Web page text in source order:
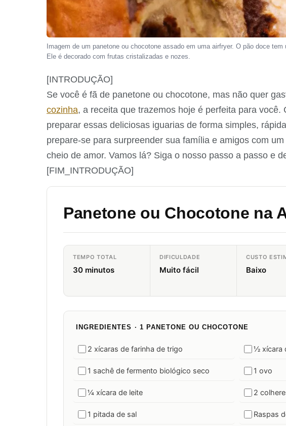
Imagem de um panetone ou chocotone assado em uma airfryer. O pão doce
Ele é decorado com frutas cristalizadas e nozes.
[INTRODUÇÃO]
Se você é fã de panetone ou chocotone, mas não quer
cozinha, a receita que trazemos hoje é perfeita para você.
preparar essas deliciosas iguarias de forma simples,
prepare-se para surpreender sua família e amigos com
cheio de amor. Vamos lá? Siga o nosso passo a passo e
[FIM_INTRODUÇÃO]
Panetone ou Chocotone na
TEMPO TOTAL
30 minutos
DIFICULDADE
Muito fácil
CUSTO
Baixo
INGREDIENTES · 1 PANETONE OU CHOCOTONE
2 xícaras de farinha de trigo ½ xícara
1 sachê de fermento biológico seco 1 ovo
¼ xícara de leite 2
1 pitada de sal Raspas